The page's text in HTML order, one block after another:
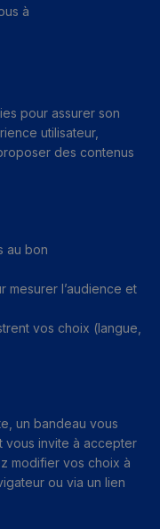
à
pour assurer son
utilisateur,
des contenus
au bon
mesurer l’audience et
vos choix (langue,
un bandeau vous
vous invite à accepter
modifier vos choix à
ou via un lien